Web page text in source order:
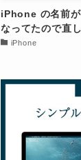
iPhone の名前
なってたので直
iPhone